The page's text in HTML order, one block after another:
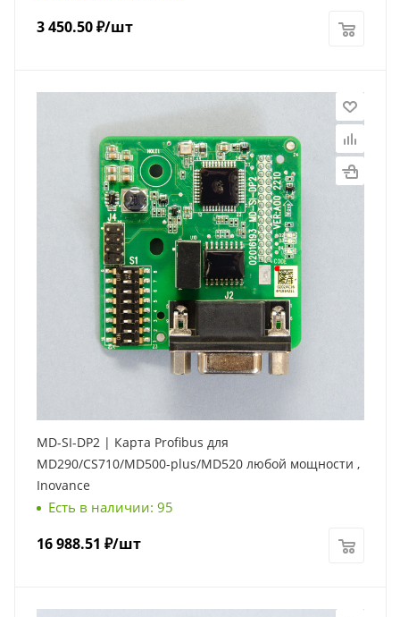
3 450.50₽/шт
MD-SI-DP2 | Карта Profibus для
MD290/CS710/MD500-plus/MD520 любой мощности ,
Inovance
Есть в наличии: 95
16 988.51 ₽/шт